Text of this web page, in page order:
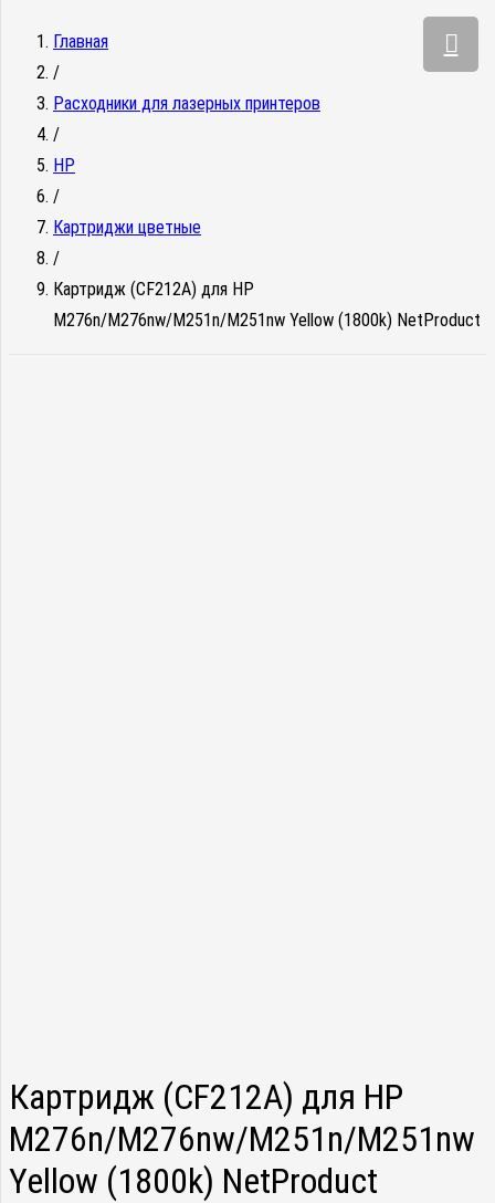
Главная
/
Расходники для лазерных принтеров
/
HP
/
Картриджи цветные
/
Картридж (CF212A) для HP
M276n/M276nw/M251n/M251nw Yellow (1800k) NetProduct
Картридж (CF212A) для HP
M276n/M276nw/M251n/M251nw
Yellow (1800k) NetProduct